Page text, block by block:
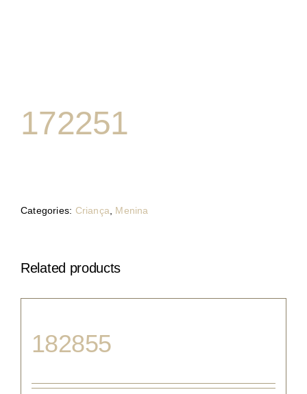
172251
Categories: Criança, Menina
Related products
182855